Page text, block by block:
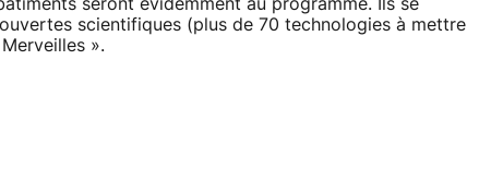
seront évidemment au programme. Ils se
scientifiques (plus de 70 technologies à mettre
».